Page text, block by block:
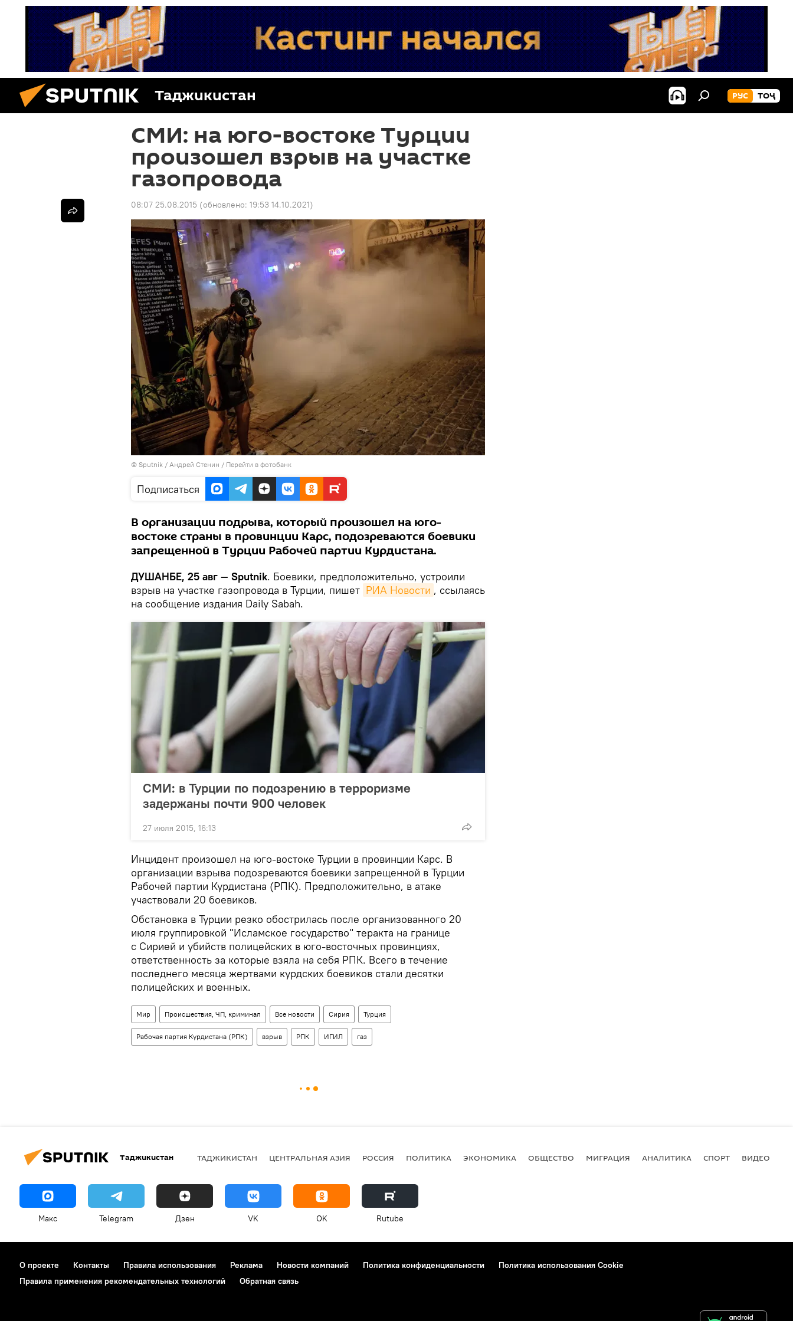
Таджикистан РУС ТОҶ
СМИ: на юго-востоке Турции
произошел взрыв на участке
газопровода
08:07 25.08.2015 (обновлено: 19:53 14.10.2021)
© Sputnik / Андрей Стенин / Перейти в фотобанк
Подписаться
В организации подрыва, который произошел на юго-
востоке страны в провинции Карс, подозреваются боевики
запрещенной в Турции Рабочей партии Курдистана.
ДУШАНБЕ, 25 авг — Sputnik. Боевики, предположительно, устроили
взрыв на участке газопровода в Турции, пишет РИА Новости , ссылаясь
на сообщение издания Daily Sabah.
СМИ: в Турции по подозрению в терроризме
задержаны почти 900 человек
27 июля 2015, 16:13
Инцидент произошел на юго-востоке Турции в провинции Карс. В
организации взрыва подозреваются боевики запрещенной в Турции
Рабочей партии Курдистана (РПК). Предположительно, в атаке
участвовали 20 боевиков.
Обстановка в Турции резко обострилась после организованного 20
июля группировкой "Исламское государство" теракта на границе
с Сирией и убийств полицейских в юго-восточных провинциях,
ответственность за которые взяла на себя РПК. Всего в течение
последнего месяца жертвами курдских боевиков стали десятки
полицейских и военных.
Мир Происшествия, ЧП, криминал Все новости Сирия Турция
Рабочая партия Курдистана (РПК) взрыв РПК ИГИЛ газ
Таджикистан ТАДЖИКИСТАН ЦЕНТРАЛЬНАЯ АЗИЯ РОССИЯ ПОЛИТИКА ЭКОНОМИКА ОБЩЕСТВО МИГРАЦИЯ АНАЛИТИКА СПОРТ ВИДЕО
Макс Telegram Дзен VK OK Rutube
О проекте Контакты Правила использования Реклама Новости компаний Политика конфиденциальности
Политика использования Cookie
Правила применения рекомендательных технологий
Обратная связь